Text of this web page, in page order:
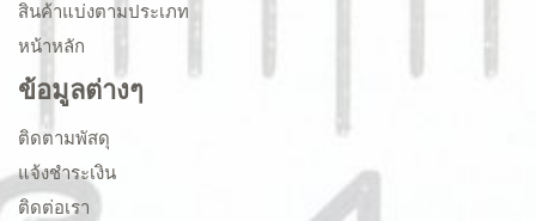
สินค้าแบ่งตามประเภท
หน้าหลัก
ข้อมูลต่างๆ
ติดตามพัสดุ
แจ้งชำระเงิน
ติดต่อเรา